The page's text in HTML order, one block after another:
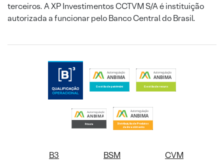
terceiros. A XP Investimentos CCTVM S/A é instituição
autorizada a funcionar pelo Banco Central do Brasil.
B3 BSM
CVM